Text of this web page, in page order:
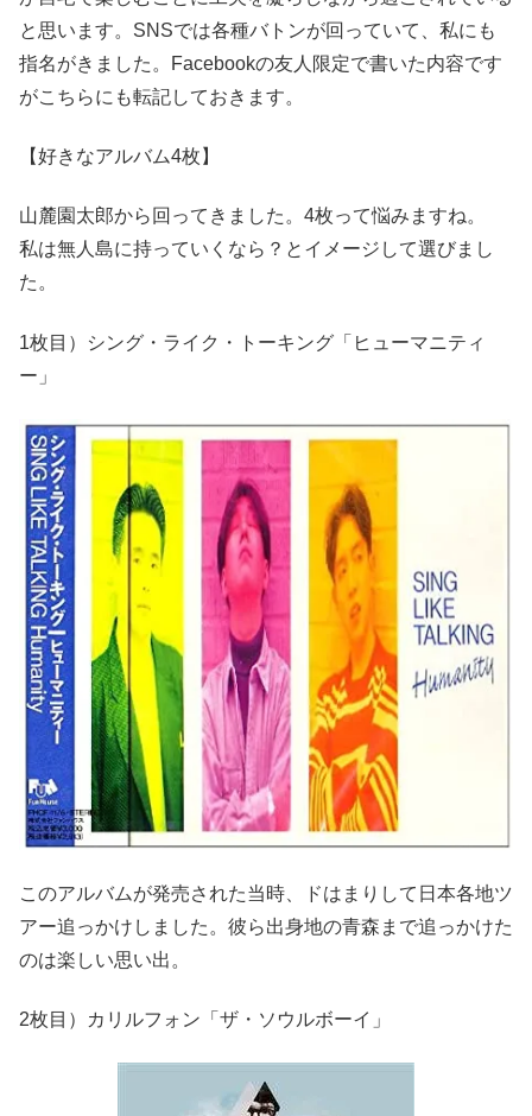
と思います。SNSでは各種バトンが回っていて、私にも
指名がきました。Facebookの友人限定で書いた内容です
がこちらにも転記しておきます。
【好きなアルバム4枚】
山麓園太郎から回ってきました。4枚って悩みますね。
私は無人島に持っていくなら？とイメージして選びまし
た。
1枚目）シング・ライク・トーキング「ヒューマニティ
ー」
このアルバムが発売された当時、ドはまりして日本各地ツ
アー追っかけしました。彼ら出身地の青森まで追っかけた
のは楽しい思い出。
2枚目）カリルフォン「ザ・ソウルボーイ」